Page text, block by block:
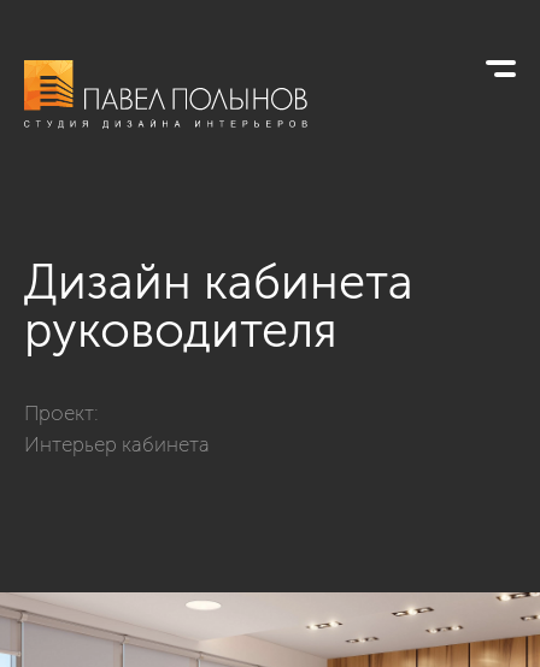
Дизайн кабинета
руководителя
Проект:
Интерьер кабинета